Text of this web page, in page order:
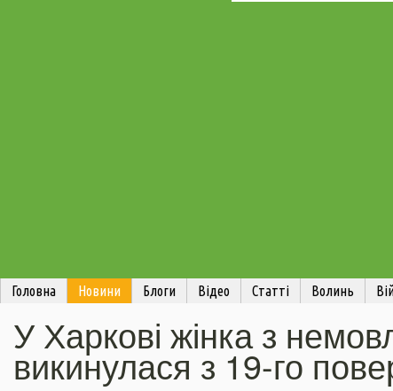
Головна Новини Блоги Відео Статті Волинь
У Харкові жінка з
викинулася з 19-го